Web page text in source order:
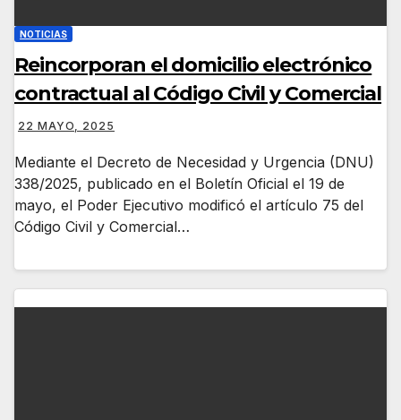
NOTICIAS
Reincorporan el domicilio electrónico
contractual al Código Civil y Comercial
22 MAYO, 2025
Mediante el Decreto de Necesidad y Urgencia (DNU)
338/2025, publicado en el Boletín Oficial el 19 de
mayo, el Poder Ejecutivo modificó el artículo 75 del
Código Civil y Comercial…